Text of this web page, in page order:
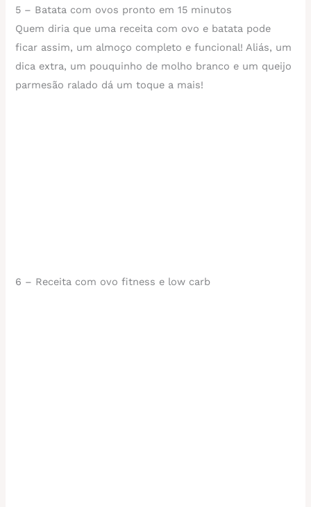
5 – Batata com ovos pronto em 15 minutos
Quem diria que uma receita com ovo e batata pode
ficar assim, um almoço completo e funcional! Aliás, um
dica extra, um pouquinho de molho branco e um queijo
parmesão ralado dá um toque a mais!
6 – Receita com ovo fitness e low carb